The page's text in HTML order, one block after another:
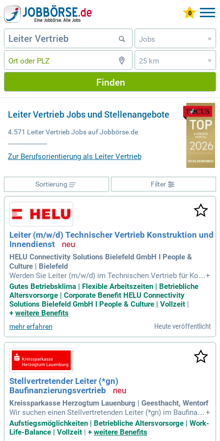
Jobs »
25 km »
Finden
Leiter Vertrieb Jobs und Stellenangebote
4.571 Leiter Vertrieb Jobs auf Jobbörse.de
Zur Berufsorientierung als Leiter Vertrieb
Filter
Sortierung
Leiter (m/w/d) Technischer Vertrieb Konstruktion und
Innendienst
HELU Connectivity Solutions Bielefeld GmbH I People &
Culture | Bielefeld
Werden Sie Leiter (m/w/d) im Technischen Vertrieb für Kon
struktion und Innendienst. In dieser wichtigen Rolle tragen S
ie maßgeblich zum Wachstum des Lösungsgeschäfts bei. S
ie entwickeln Ihr Team und fördern die interne Zusammenar
beit, um erstklassigen Kundenservice zu gewährleisten. Ihre
ienst und Produktmanagement. Durch effiziente Prozessste
uerung schaffen Sie innovative Lösungen, die den Unterschi
ed machen. Nutzen Sie diese Chance, um mit einem starken
Team das volle Potenzial im Produktionsbereich auszuschö
pfen und neue Wachstumsstrategien zu implementieren.
+
Gutes Betriebsklima | Flexible Arbeitszeiten | Betriebliche
Altersvorsorge | Corporate Benefit HELU Connectivity
Solutions Bielefeld GmbH I People & Culture | Vollzeit |
+ weitere Benefits
mehr erfahren Heute veröffentlicht
Stellvertretender Leiter (*gn)
Baufinanzierungsvertrieb
Kreissparkasse Herzogtum Lauenburg | Geesthacht, Wentorf
Wir suchen einen Stellvertretenden Leiter (*gn) im Baufinanz
ierungsvertrieb für unsere Standorte Geesthacht oder Wento
rf. Bei uns stehen die Wohnträume unserer Kunden im Mittel
+
Aufstiegsmöglichkeiten | Betriebliche Altersvorsorge | Work-
Life-Balance | Vollzeit
+ weitere Benefits